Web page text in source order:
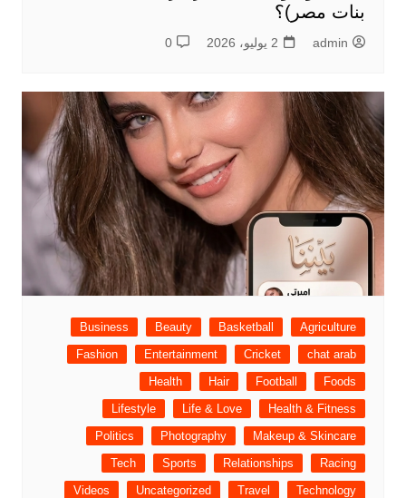
بنات مصر)؟
admin 2 يوليو، 2026 0
Agriculture
Basketball
Beauty
Business
chat arab
Cricket
Entertainment
Fashion
Foods
Football
Hair
Health
Health & Fitness
Life & Love
Lifestyle
Makeup & Skincare
Photography
Politics
Racing
Relationships
Sports
Tech
Technology
Travel
Uncategorized
Videos